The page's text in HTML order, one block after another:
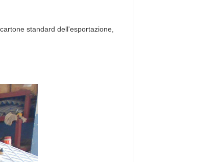
standard dell'esportazione,